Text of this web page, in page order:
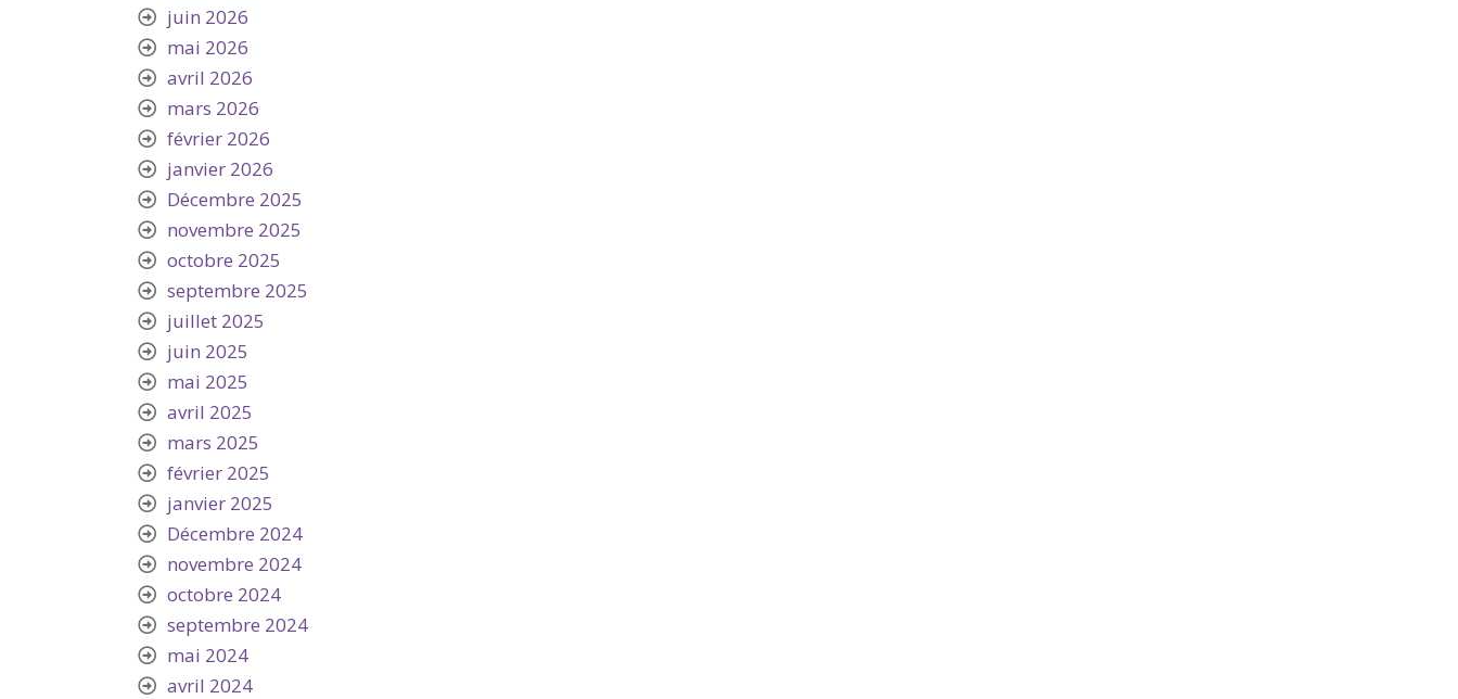
juin 2026
mai 2026
avril 2026
mars 2026
février 2026
janvier 2026
Décembre 2025
novembre 2025
octobre 2025
septembre 2025
juillet 2025
juin 2025
mai 2025
avril 2025
mars 2025
février 2025
janvier 2025
Décembre 2024
novembre 2024
octobre 2024
septembre 2024
mai 2024
avril 2024